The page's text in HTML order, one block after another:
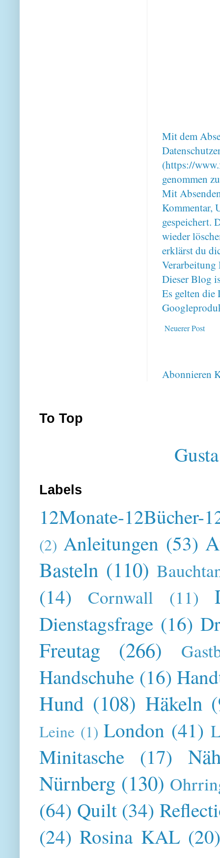
Mit dem
(https://
genommen
Mit
Kommentar,
gespeichert.
wieder
erklärst du
Verarbeitung
Dieser Blog
Es gelten
Neuerer Post
Abonnieren
To Top
Labels
12Monate-12Bücher-
(2) Anleitungen (53)
Basteln (110)
(14) Cornwall (11)
Dienstagsfrage (16)
Freutag (266)
Handschuhe (16)
Hund (108) Häkeln
Leine (1) London (41)
Minitasche (17)
Nürnberg (130)
(64) Quilt (34)
(24) Rosina KAL